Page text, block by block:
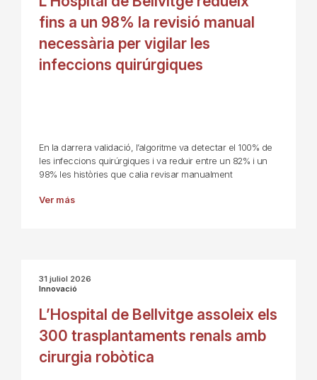
fins a un 98% la revisió manual
necessària per vigilar les
infeccions quirúrgiques
En la darrera validació, l’algoritme va detectar el 100% de
les infeccions quirúrgiques i va reduir entre un 82% i un
98% les històries que calia revisar manualment
Ver más
31 juliol 2026
Innovació
L’Hospital de Bellvitge assoleix els
300 trasplantaments renals amb
cirurgia robòtica